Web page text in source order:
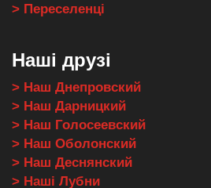
> Переселенці
Наші друзі
> Наш Днепровский
> Наш Дарницкий
> Наш Голосеевский
> Наш Оболонский
> Наш Деснянский
> Наші Лубни